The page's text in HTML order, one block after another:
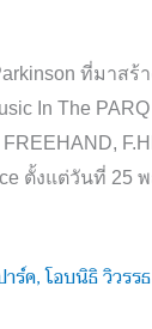
ที่มาสร้
In The PARQ
FREEHAND,
ตั้งแต่วันที่ 25